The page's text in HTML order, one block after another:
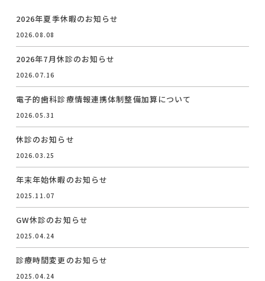
2026年夏季休暇のお知らせ
2026.08.08
2026年7月休診のお知らせ
2026.07.16
電子的歯科診療情報連携体制整備加算について
2026.05.31
休診のお知らせ
2026.03.25
年末年始休暇のお知らせ
2025.11.07
GW休診のお知らせ
2025.04.24
診療時間変更のお知らせ
2025.04.24